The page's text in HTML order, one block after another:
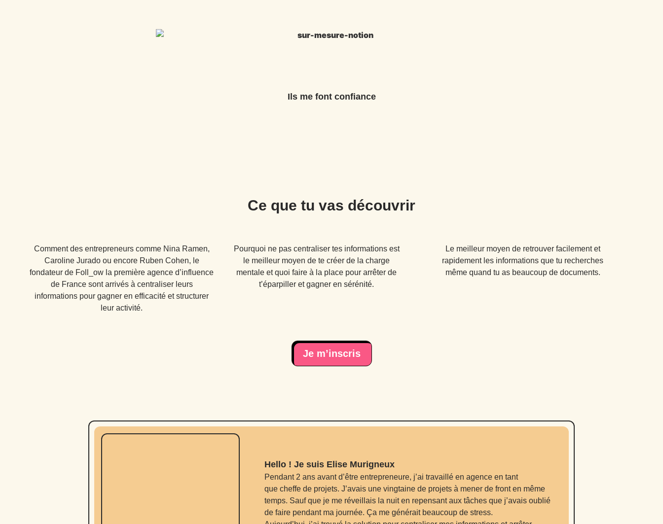
Ils me font confiance
Ce que tu vas découvrir
Comment des entrepreneurs comme Nina Ramen,
Caroline Jurado ou encore Ruben Cohen, le
fondateur de Foll_ow la première agence d’influence
de France sont arrivés à centraliser leurs
informations pour gagner en efficacité et structurer
leur activité.
Pourquoi ne pas centraliser tes informations est
le meilleur moyen de te créer de la charge
mentale et quoi faire à la place pour arrêter de
t’éparpiller et gagner en sérénité.
Le meilleur moyen de retrouver facilement et
rapidement les informations que tu recherches
même quand tu as beaucoup de documents.
Je m’inscris
Hello ! Je suis Elise Murigneux
Pendant 2 ans avant d’être entrepreneure, j’ai travaillé en agence en tant
que cheffe de projets. J’avais une vingtaine de projets à mener de front en même
temps. Sauf que je me réveillais la nuit en repensant aux tâches que j’avais oublié
de faire pendant ma journée. Ça me générait beaucoup de stress.